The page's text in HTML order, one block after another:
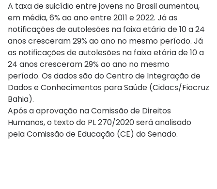
A taxa de suicídio entre jovens no Brasil aumentou,
em média, 6% ao ano entre 2011 e 2022. Já as
notificações de autolesões na faixa etária de 10 a 24
anos cresceram 29% ao ano no mesmo período. Já
as notificações de autolesões na faixa etária de 10 a
24 anos cresceram 29% ao ano no mesmo
período. Os dados são do Centro de Integração de
Dados e Conhecimentos para Saúde (Cidacs/Fiocruz
Bahia).
Após a aprovação na Comissão de Direitos
Humanos, o texto do PL 270/2020 será analisado
pela Comissão de Educação (CE) do Senado.